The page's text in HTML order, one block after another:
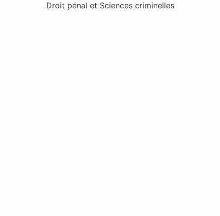
Droit pénal et Sciences criminelles